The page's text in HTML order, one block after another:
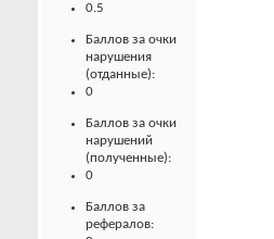
0.5
Баллов за очки
нарушения
(отданные):
0
Баллов за очки
нарушений
(полученные):
0
Баллов за
рефералов: